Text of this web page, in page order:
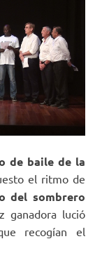
de baile de la
el ritmo de
del sombrero
ganadora lució
recogían el